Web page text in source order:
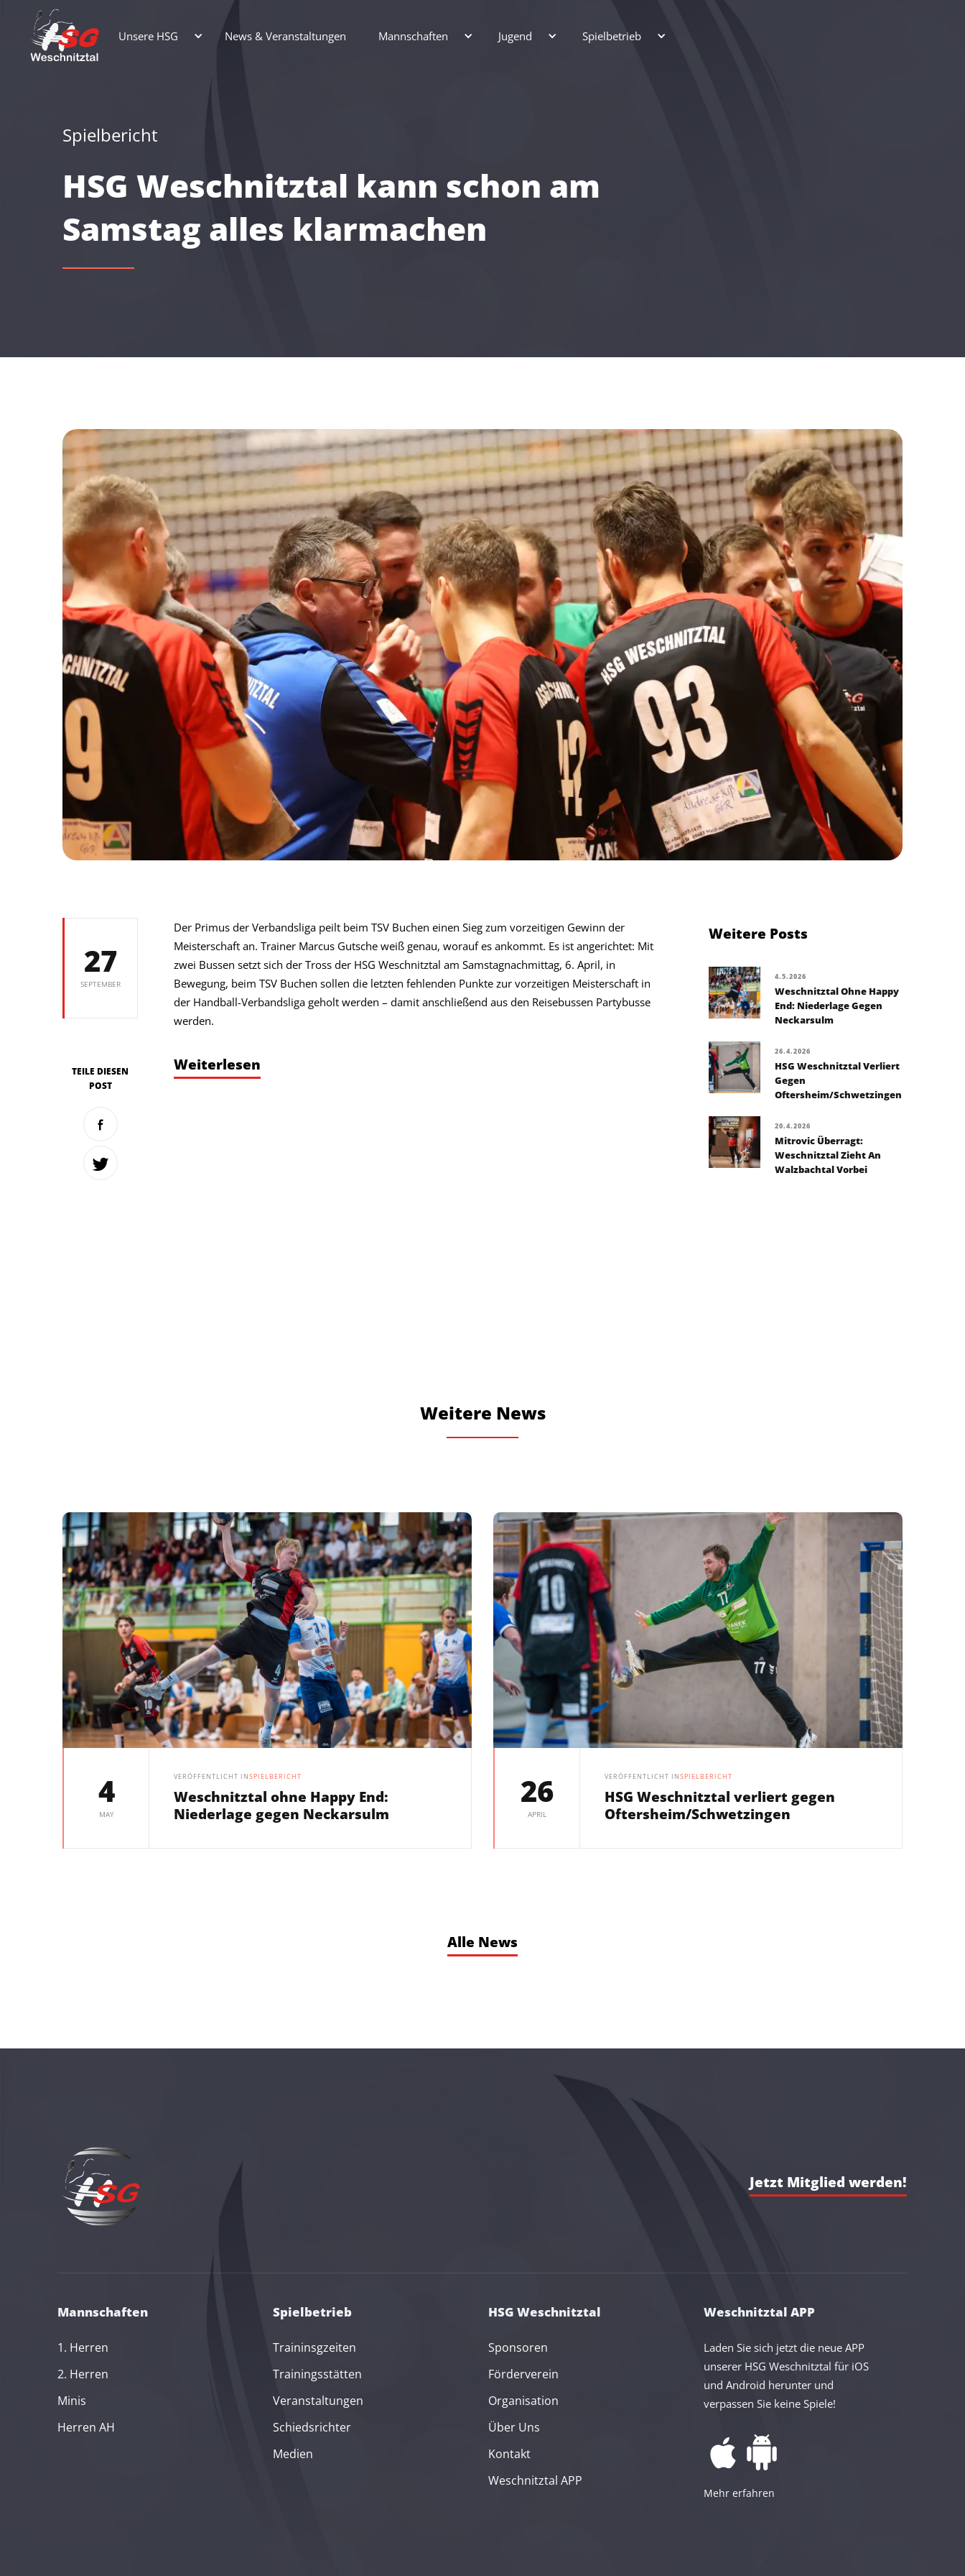
Unsere HSG News & Veranstaltungen Mannschaften Jugend Spielbetrieb
Spielbericht
HSG Weschnitztal kann schon am
Samstag alles klarmachen
27
SEPTEMBER
TEILE DIESEN
POST
Der Primus der Verbandsliga peilt beim TSV Buchen einen Sieg zum vorzeitigen Gewinn der
Meisterschaft an. Trainer Marcus Gutsche weiß genau, worauf es ankommt. Es ist angerichtet: Mit
zwei Bussen setzt sich der Tross der HSG Weschnitztal am Samstagnachmittag, 6. April, in
Bewegung, beim TSV Buchen sollen die letzten fehlenden Punkte zur vorzeitigen Meisterschaft in
der Handball-Verbandsliga geholt werden – damit anschließend aus den Reisebussen Partybusse
werden.
Weiterlesen
Weitere Posts
4.5.2026
Weschnitztal Ohne Happy
End: Niederlage Gegen
Neckarsulm
26.4.2026
HSG Weschnitztal Verliert
Gegen
Oftersheim/Schwetzingen
20.4.2026
Mitrovic Überragt:
Weschnitztal Zieht An
Walzbachtal Vorbei
Weitere News
4
MAY
VERÖFFENTLICHT INSPIELBERICHT
Weschnitztal ohne Happy End:
Niederlage gegen Neckarsulm
26
APRIL
VERÖFFENTLICHT INSPIELBERICHT
HSG Weschnitztal verliert gegen
Oftersheim/Schwetzingen
Alle News
Jetzt Mitglied werden!
Mannschaften
1. Herren
2. Herren
Minis
Herren AH
Spielbetrieb
Traininsgzeiten
Trainingsstätten
Veranstaltungen
Schiedsrichter
Medien
HSG Weschnitztal
Sponsoren
Förderverein
Organisation
Über Uns
Kontakt
Weschnitztal APP
Weschnitztal APP
Laden Sie sich jetzt die neue APP
unserer HSG Weschnitztal für iOS
und Android herunter und
verpassen Sie keine Spiele!
Mehr erfahren